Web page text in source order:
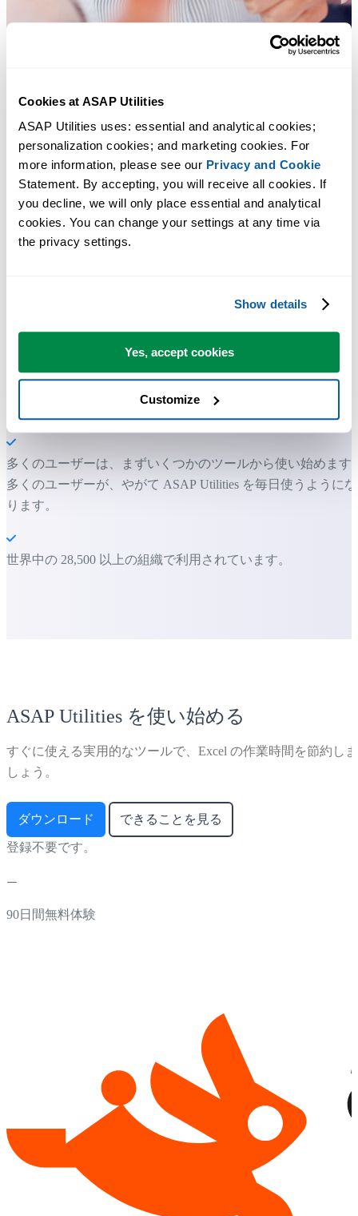
Cookies at ASAP Utilities
ASAP Utilities uses: essential and analytical cookies;
personalization cookies; and marketing cookies. For
more information, please see our Privacy and Cookie
Statement. By accepting, you will receive all cookies. If
you decline, we will only place essential and analytical
cookies. You can change your settings at any time via
the privacy settings.
Show details
Yes, accept cookies
Customize
多くの Excel ユーザーが Excel に標準搭載してほしい実用的な
ASAP Utilities は、時間を節約し、Excel だけではできないこ
すぐに使い始められます。トレーニングは必要ありません。
多くのユーザーは、まずいくつかのツールから使い始めます
多くのユーザーが、やがて ASAP Utilities を毎日使うようにな
ります。
世界中の 28,500 以上の組織で利用されています。
ASAP Utilities を使い始める
すぐに使える実用的なツールで、Excel の作業時間を節約しま
しょう。
ダウンロード できることを見る
登録不要です。
90日間無料体験